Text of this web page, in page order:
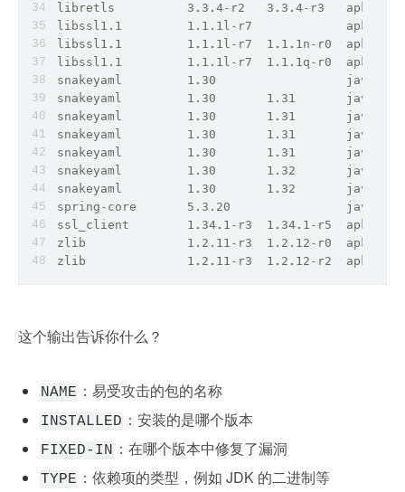
libretls          3.3.4-r2   3.3.4-r3   apk
libssl1.1         1.1.1l-r7             apk
libssl1.1         1.1.1l-r7  1.1.1n-r0  apk
libssl1.1         1.1.1l-r7  1.1.1q-r0  apk
snakeyaml         1.30                  java-
snakeyaml         1.30       1.31       java-
snakeyaml         1.30       1.31       java-
snakeyaml         1.30       1.31       java-
snakeyaml         1.30       1.31       java-
snakeyaml         1.30       1.32       java-
snakeyaml         1.30       1.32       java-
spring-core       5.3.20                java-
ssl_client        1.34.1-r3  1.34.1-r5  apk
zlib              1.2.11-r3  1.2.12-r0  apk
zlib              1.2.11-r3  1.2.12-r2  apk
这个输出告诉你什么？
NAME ：易受攻击的包的名称
INSTALLED ：安装的是哪个版本
FIXED-IN ：在哪个版本中修复了漏洞
TYPE ：依赖项的类型，例如 JDK 的二进制等